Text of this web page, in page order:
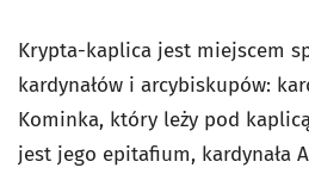
Krypta-kaplica jest miejscem
kardynałów i arcybiskupów:
Kominka, który leży pod
jest jego epitafium, kardynała